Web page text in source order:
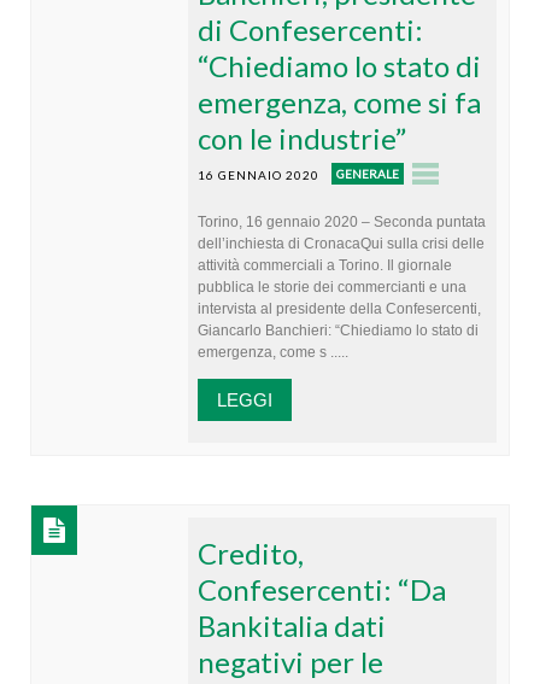
di Confesercenti:
“Chiediamo lo stato di
emergenza, come si fa
con le industrie”
16 GENNAIO 2020 GENERALE
Torino, 16 gennaio 2020 – Seconda puntata
dell’inchiesta di CronacaQui sulla crisi delle
attività commerciali a Torino. Il giornale
pubblica le storie dei commercianti e una
intervista al presidente della Confesercenti,
Giancarlo Banchieri: “Chiediamo lo stato di
emergenza, come s .....
LEGGI
Credito,
Confesercenti: “Da
Bankitalia dati
negativi per le